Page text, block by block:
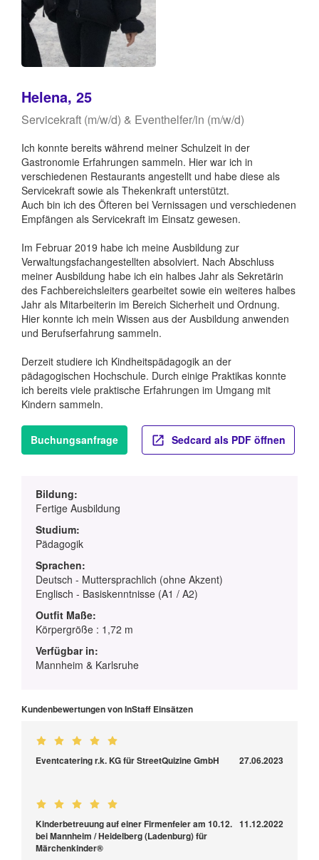
Helena, 25
Servicekraft (m/w/d) & Eventhelfer/in (m/w/d)
Ich konnte bereits während meiner Schulzeit in der
Gastronomie Erfahrungen sammeln. Hier war ich in
verschiedenen Restaurants angestellt und habe diese als
Servicekraft sowie als Thekenkraft unterstützt.
Auch bin ich des Öfteren bei Vernissagen und verschiedenen
Empfängen als Servicekraft im Einsatz gewesen.
Im Februar 2019 habe ich meine Ausbildung zur
Verwaltungsfachangestellten absolviert. Nach Abschluss
meiner Ausbildung habe ich ein halbes Jahr als Sekretärin
des Fachbereichsleiters gearbeitet sowie ein weiteres halbes
Jahr als Mitarbeiterin im Bereich Sicherheit und Ordnung.
Hier konnte ich mein Wissen aus der Ausbildung anwenden
und Berufserfahrung sammeln.
Derzeit studiere ich Kindheitspädagogik an der
pädagogischen Hochschule. Durch einige Praktikas konnte
ich bereits viele praktische Erfahrungen im Umgang mit
Kindern sammeln.
Buchungsanfrage Sedcard als PDF öffnen
Bildung:
Fertige Ausbildung
Studium:
Pädagogik
Sprachen:
Deutsch - Muttersprachlich (ohne Akzent)
Englisch - Basiskenntnisse (A1 / A2)
Outfit Maße:
Körpergröße : 1,72 m
Verfügbar in:
Mannheim & Karlsruhe
Kundenbewertungen von InStaff Einsätzen
Eventcatering r.k. KG für StreetQuizine GmbH 27.06.2023
Kinderbetreuung auf einer Firmenfeier am 10.12.
bei Mannheim / Heidelberg (Ladenburg) für
Märchenkinder®
11.12.2022